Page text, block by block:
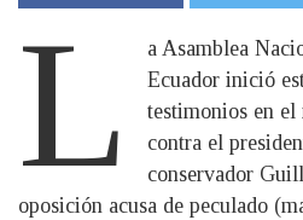
L
a Asamblea
Ecuador inició
testimonios en
contra el
conservador
oposición acusa de peculado